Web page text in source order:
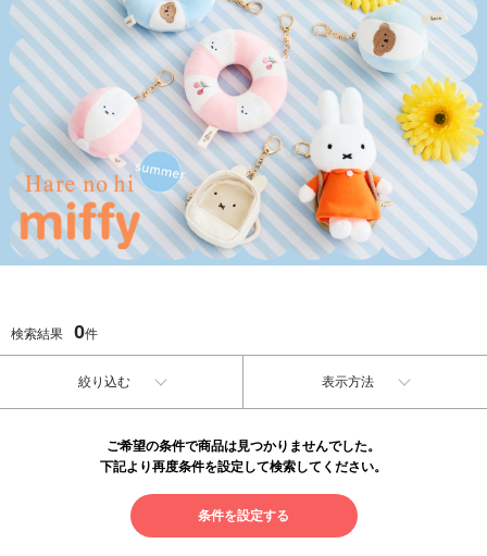
検索結果 0件
絞り込む 表示方法
ご希望の条件で商品は見つかりませんでした。
下記より再度条件を設定して検索してください。
条件を設定する